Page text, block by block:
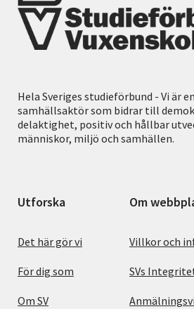
Hela Sveriges studieförbund - Vi är
samhällsaktör som bidrar till
delaktighet, positiv och hållbar
människor, miljö och samhällen.
Utforska
Det här gör vi
För dig som
Om SV
Om
Villkor och
SVs